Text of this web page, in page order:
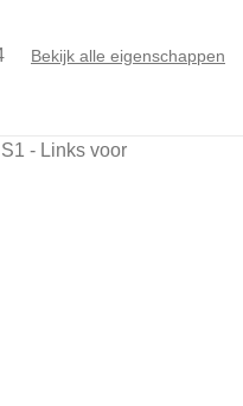
Bekijk alle eigenschappen